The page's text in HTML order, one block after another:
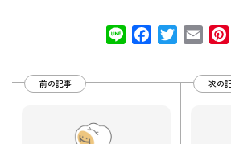
Line FacebookTwitter
Email
前の記事 次の